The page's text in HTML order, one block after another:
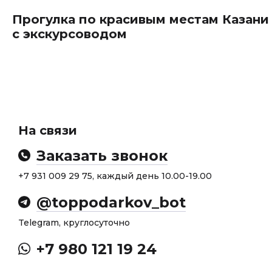
Прогулка по красивым местам Казани
с экскурсоводом
На связи
Заказать звонок
+7 931 009 29 75, каждый день 10.00-19.00
@toppodarkov_bot
Telegram, круглосуточно
+7 980 121 19 24